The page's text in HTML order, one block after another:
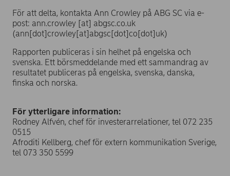
För att delta, kontakta Ann Crowley på ABG SC via e-
post: ann.crowley [at] abgsc.co.uk
(ann[dot]crowley[at]abgsc[dot]co[dot]uk)
Rapporten publiceras i sin helhet på engelska och
svenska. Ett börsmeddelande med ett sammandrag av
resultatet publiceras på engelska, svenska, danska,
finska och norska.
För ytterligare information:
Rodney Alfvén, chef för investerarrelationer, tel 072 235
0515
Afroditi Kellberg, chef för extern kommunikation Sverige,
tel 073 350 5599